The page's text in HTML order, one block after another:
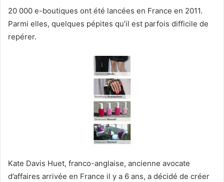
20 000 e-boutiques ont été lancées en France en 2011.
Parmi elles, quelques pépites qu’il est parfois difficile de
repérer.
Kate Davis Huet, franco-anglaise, ancienne avocate
d’affaires arrivée en France il y a 6 ans, a décidé de créer